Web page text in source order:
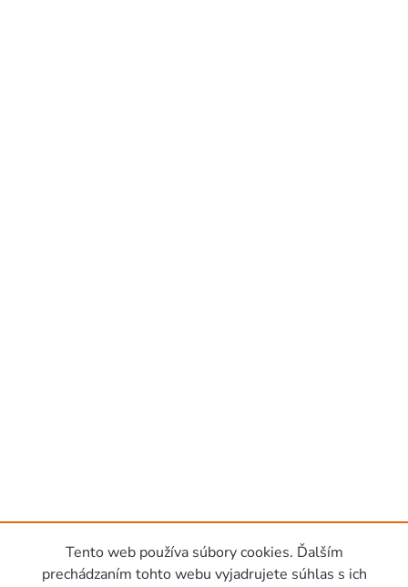
Tento web používa súbory cookies. Ďalším
prechádzaním tohto webu vyjadrujete súhlas s ich